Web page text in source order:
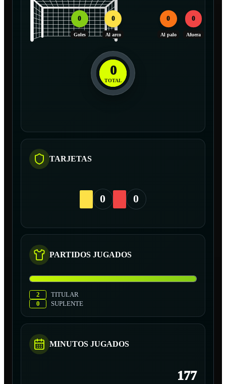
0
Goles
0
Al arco
0
Al palo
0
Afuera
0
TOTAL
TARJETAS
0 0
PARTIDOS JUGADOS
2
TITULAR
0
SUPLENTE
MINUTOS JUGADOS
177